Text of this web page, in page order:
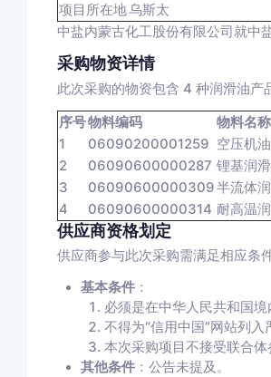
项目所在地乌斯太
中盐内蒙古化工股份有限公司就
采购物资详情
此次采购的物资包含 4 种润滑油产
序号物料编码 物料名称
1
06090200001259 空压机油
2
06090600000287 锂基润
3
06090600000309半流体
4
06090600000314 耐高温
供应商资格划定
供应商参与此次采购需满足相应条
基本条件：
必须是在中华人民共和国
不得为“信用中国”网站列入
本次采购项目不接受联合体
其他条件：公告未提及。